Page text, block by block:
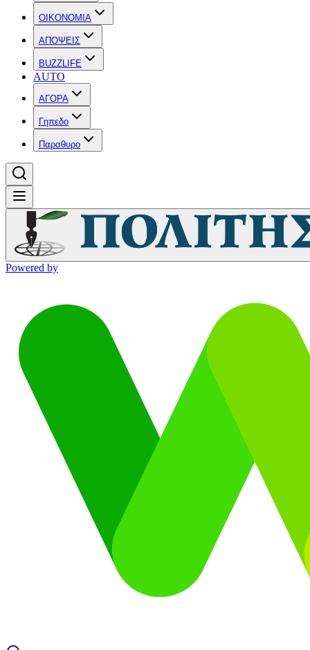
OIKONOMIA
ΑΠΟΨΕΙΣ
BUZZLIFE
AUTO
ΑΓΟΡΑ
Γηπεδο
Παραθυρο
Powered by